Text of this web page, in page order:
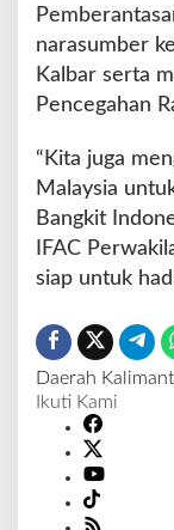
narasumber
Kalbar serta
Pencegahan
“Kita juga
Malaysia
Bangkit
IFAC
siap untuk
Daerah
Ikuti Kami